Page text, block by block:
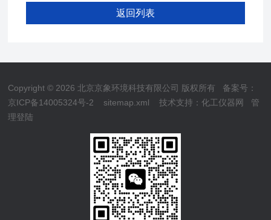
返回列表
Copyright © 2026 北京京象环境科技有限公司 版权所有 备案号：
京ICP备14005324号-2
sitemap.xml 技术支持：化工仪器网
管
理登陆